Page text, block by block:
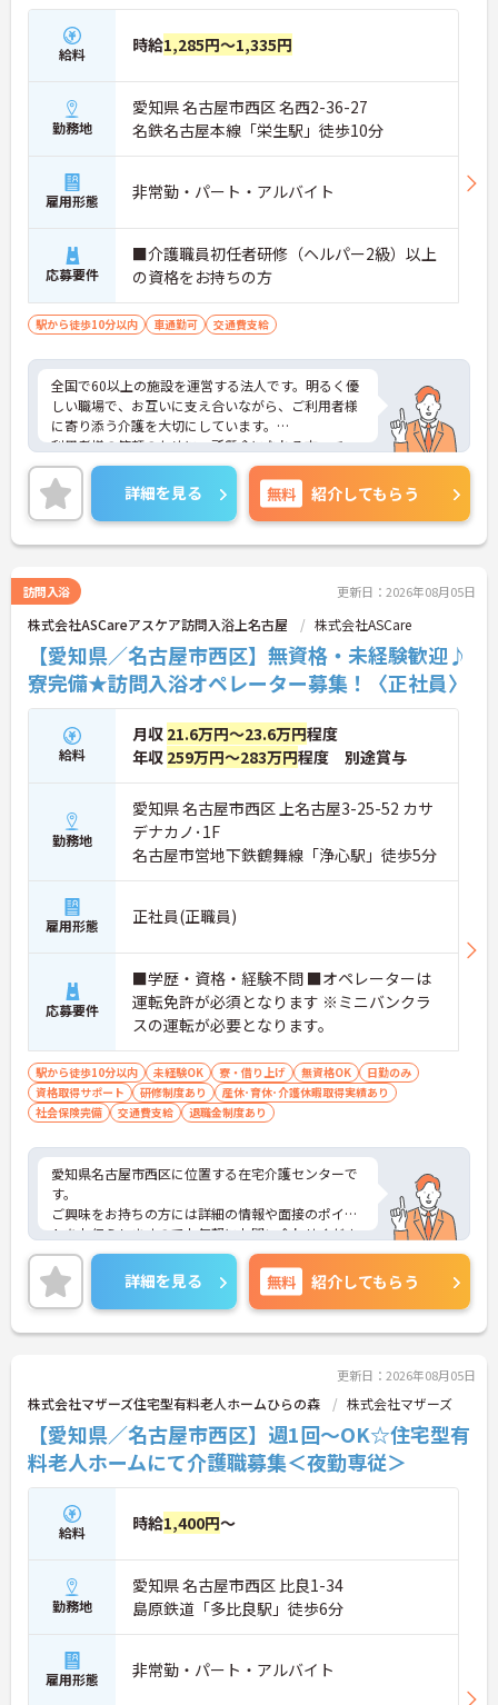
給料 時給1,285円～1,335円
勤務地
愛知県 名古屋市西区 名西2-36-27
名鉄名古屋本線「栄生駅」徒歩10分
雇用形態 非常勤・パート・アルバイト
応募要件
■介護職員初任者研修（ヘルパー2級）以上
の資格をお持ちの方
駅から徒歩10分以内 車通勤可 交通費支給
全国で60以上の施設を運営する法人です。明るく優
しい職場で、お互いに支え合いながら、ご利用者様
に寄り添う介護を大切にしています。
利用者様の笑顔のために一所懸命になれる方・チー
ム連携を大切に勤務出来る方を歓迎しています。
ご興味ある方には、面接対策ポイントなど、さらに
詳細をお話しいたしますのでお気軽にご相談くださ
い！
詳細を見る 無料 紹介してもらう
訪問入浴 更新日：2026年08月05日
株式会社ASCareアスケア訪問入浴上名古屋 株式会社ASCare
【愛知県／名古屋市西区】無資格・未経験歓迎♪
寮完備★訪問入浴オペレーター募集！〈正社員〉
給料
月収 21.6万円～23.6万円程度
年収 259万円～283万円程度 別途賞与
勤務地
愛知県 名古屋市西区 上名古屋3-25-52 カサ
デナカノ･1F
名古屋市営地下鉄鶴舞線「浄心駅」徒歩5分
雇用形態 正社員(正職員)
応募要件
■学歴・資格・経験不問 ■オペレーターは
運転免許が必須となります ※ミニバンクラ
スの運転が必要となります。
駅から徒歩10分以内 未経験OK 寮・借り上げ 無資格OK
日勤のみ
資格取得サポート
研修制度あり
産休･育休･介護休暇取得実績あり
社会保険完備
交通費支給 退職金制度あり
愛知県名古屋市西区に位置する在宅介護センターで
す。
ご興味をお持ちの方には詳細の情報や面接のポイン
トをお伝えしますのでお気軽にお問い合わせくださ
いませ。
詳細を見る 無料 紹介してもらう
更新日：2026年08月05日
株式会社マザーズ住宅型有料老人ホームひらの森 株式会社マザーズ
【愛知県／名古屋市西区】週1回～OK☆住宅型有
料老人ホームにて介護職募集＜夜勤専従＞
給料 時給1,400円～
勤務地
愛知県 名古屋市西区 比良1-34
島原鉄道「多比良駅」徒歩6分
雇用形態 非常勤・パート・アルバイト